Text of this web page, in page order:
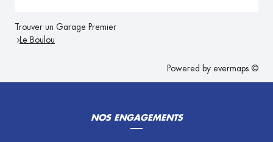
Trouver un Garage Premier
Le Boulou
Powered by evermaps ©
NOS ENGAGEMENTS